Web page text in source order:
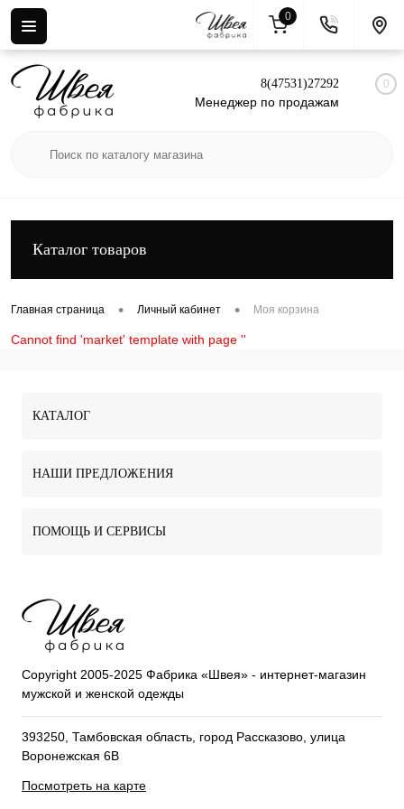
Вход Регистрация
8(47531)27292
Менеджер по продажам
0
Каталог товаров
Главная страница • Личный кабинет • Моя корзина
Cannot find 'market' template with page ''
КАТАЛОГ
НАШИ ПРЕДЛОЖЕНИЯ
ПОМОЩЬ И СЕРВИСЫ
Copyright 2005-2025 Фабрика «Швея» - интернет-магазин
мужской и женской одежды
393250, Тамбовская область, город Рассказово, улица
Воронежская 6В
Посмотреть на карте
0